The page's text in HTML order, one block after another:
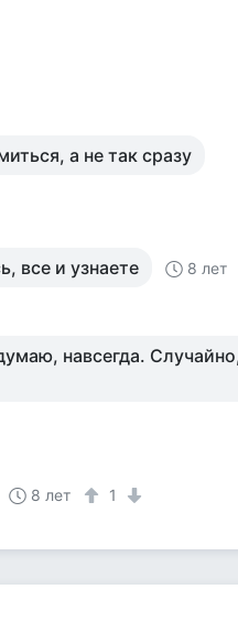
а не так сразу
все и узнаете 8 лет
навсегда.
8 лет 1